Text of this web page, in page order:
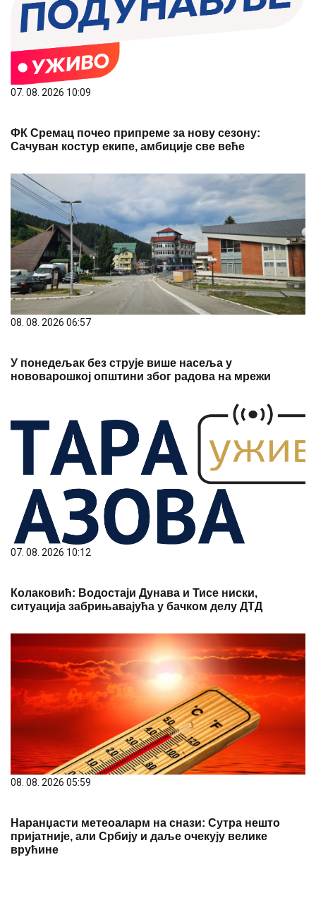
07. 08. 2026 10:09
ФК Сремац почео припреме за нову сезону:
Сачуван костур екипе, амбиције све веће
08. 08. 2026 06:57
У понедељак без струје више насеља у
нововарошкој општини због радова на мрежи
07. 08. 2026 10:12
Колаковић: Водостаји Дунава и Тисе ниски,
ситуација забрињавајућа у бачком делу ДТД
08. 08. 2026 05:59
Наранџасти метеоаларм на снази: Сутра нешто
пријатније, али Србију и даље очекују велике
врућине